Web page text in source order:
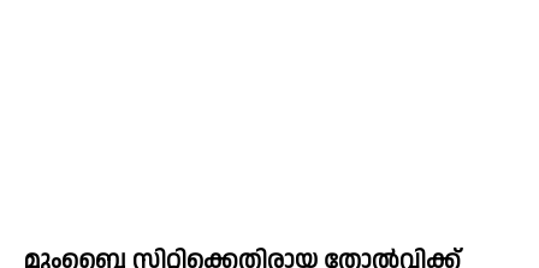
മുംബൈ സിറ്റിക്കെതിരായ തോൽവിക്ക്